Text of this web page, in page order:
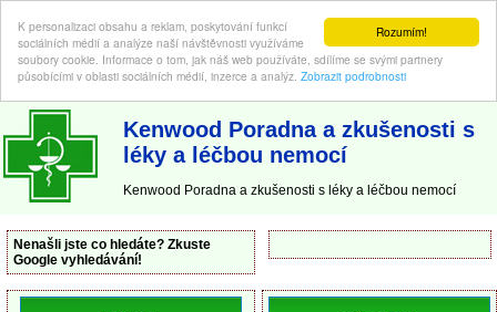
Rozumím!
K personalizaci obsahu a reklam, poskytování funkcí
sociálních médií a analýze naší návštěvnosti využíváme
soubory cookie. Informace o tom, jak náš web používáte, sdílíme se svými partnery
působícími v oblasti sociálních médií, inzerce a analýz. Zobrazit podrobnosti
ABC-LEKARNA.cz | Poradna a zkušenosti s léky a léčbou nemocí
Kenwood Poradna a zkušenosti s
léky a léčbou nemocí
Kenwood Poradna a zkušenosti s léky a léčbou nemocí
Nenašli jste co hledáte? Zkuste
Google vyhledávání!